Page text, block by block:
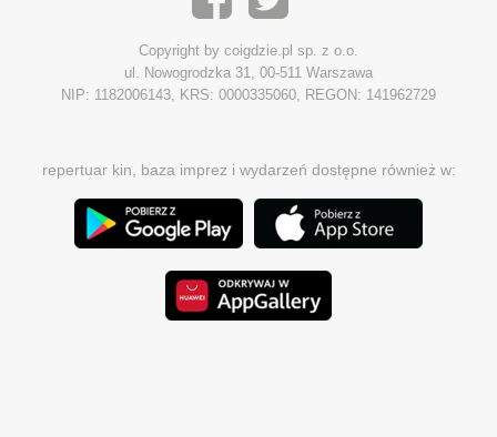
Copyright by coigdzie.pl sp. z o.o.
ul. Nowogrodzka 31, 00-511 Warszawa
NIP: 1182006143, KRS: 0000335060, REGON: 141962729
repertuar kin, baza imprez i wydarzeń dostępne również w: